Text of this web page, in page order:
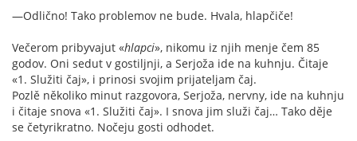
—Odlično! Tako problemov ne bude. Hvala, hlapčiče!
Večerom pribyvajut «hlapci», nikomu iz njih menje čem 85
godov. Oni sedut v gostiljnji, a Serjoža ide na kuhnju. Čitaje
«1. Služiti čaj», i prinosi svojim prijateljam čaj.
Pozlě několiko minut razgovora, Serjoža, nervny, ide na kuhnju
i čitaje snova «1. Služiti čaj». I snova jim služi čaj… Tako děje
se četyrikratno. Nočeju gosti odhodet.